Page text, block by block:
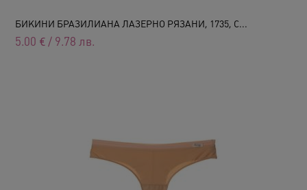
БИКИНИ БРАЗИЛИАНА ЛАЗЕРНО РЯЗАНИ, 1735, С...
5.00 € / 9.78 лв.